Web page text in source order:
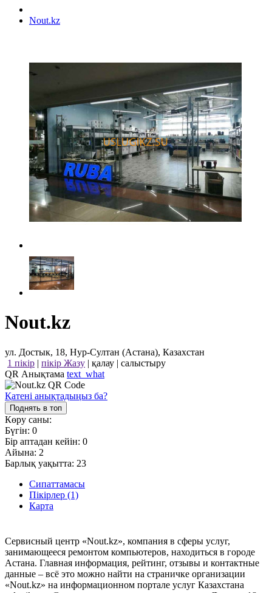
Nout.kz
Nout.kz
ул. Достык, 18, Нур-Султан (Астана), Казахстан
1 пікір | пікір Жазу | қалау | салыстыру
QR Анықтама text_what
Қатені анықтадыңыз ба?
Поднять в топ
Көру саны:
Бүгін: 0
Бір аптадан кейін: 0
Айына: 2
Барлық уақытта: 23
Сипаттамасы
Пікірлер (1)
Карта
Сервисный центр «Nout.kz», компания в сферы услуг,
занимающееся ремонтом компьютеров, находиться в городе
Астана. Главная информация, рейтинг, отзывы и контактные
данные – всё это можно найти на страничке организации
«Nout.kz» на информационном портале услуг Казахстана